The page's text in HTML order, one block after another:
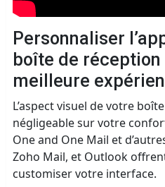
Personnaliser
boîte de réception
meilleure
L’aspect visuel de votre
négligeable sur votre
One and One Mail et
Zoho Mail, et Outlook
customiser votre interface.